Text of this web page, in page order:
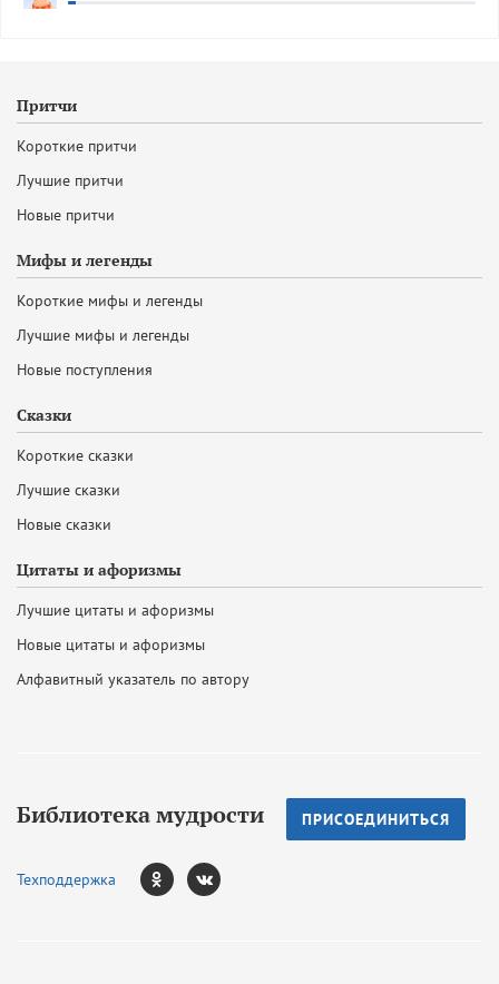
Притчи
Короткие притчи
Лучшие притчи
Новые притчи
Мифы и легенды
Короткие мифы и легенды
Лучшие мифы и легенды
Новые поступления
Сказки
Короткие сказки
Лучшие сказки
Новые сказки
Цитаты и афоризмы
Лучшие цитаты и афоризмы
Новые цитаты и афоризмы
Алфавитный указатель по автору
Библиотека мудрости ПРИСОЕДИНИТЬСЯ
Техподдержка